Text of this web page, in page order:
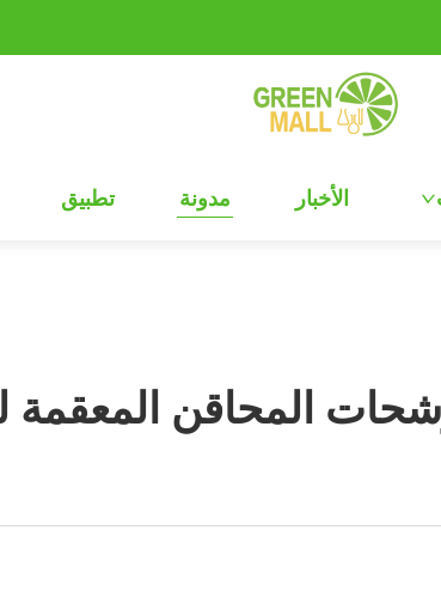
الأخبار مدونة تطبيق
المحاقن المعقمة